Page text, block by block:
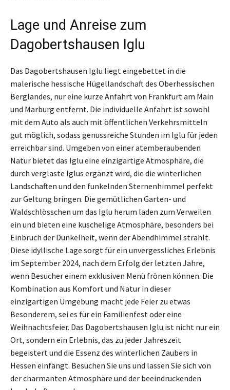
Lage und Anreise zum
Dagobertshausen Iglu
Das Dagobertshausen Iglu liegt eingebettet in die
malerische hessische Hügellandschaft des Oberhessischen
Berglandes, nur eine kurze Anfahrt von Frankfurt am Main
und Marburg entfernt. Die individuelle Anfahrt ist sowohl
mit dem Auto als auch mit öffentlichen Verkehrsmitteln
gut möglich, sodass genussreiche Stunden im Iglu für jeden
erreichbar sind. Umgeben von einer atemberaubenden
Natur bietet das Iglu eine einzigartige Atmosphäre, die
durch verglaste Iglus ergänzt wird, die die winterlichen
Landschaften und den funkelnden Sternenhimmel perfekt
zur Geltung bringen. Die gemütlichen Garten- und
Waldschlösschen um das Iglu herum laden zum Verweilen
ein und bieten eine kuschelige Atmosphäre, besonders bei
Einbruch der Dunkelheit, wenn der Abendhimmel strahlt.
Diese idyllische Lage sorgt für ein unvergessliches Erlebnis
im September 2024, nach dem Erfolg der letzten Jahre,
wenn Besucher einem exklusiven Menü frönen können. Die
Kombination aus Komfort und Natur in dieser
einzigartigen Umgebung macht jede Feier zu etwas
Besonderem, sei es für ein Familienfest oder eine
Weihnachtsfeier. Das Dagobertshausen Iglu ist nicht nur ein
Ort, sondern ein Erlebnis, das zu jeder Jahreszeit
begeistert und die Essenz des winterlichen Zaubers in
Hessen einfängt. Besuchen Sie uns und lassen Sie sich von
der charmanten Atmosphäre und der beeindruckenden